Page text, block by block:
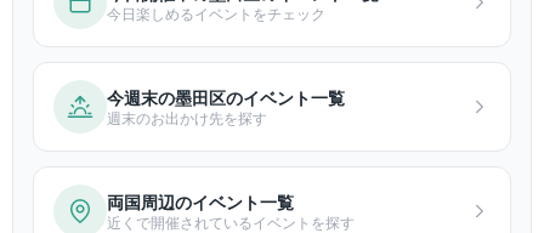
今日楽しめるイベントをチェック
今週末の墨田区のイベント一覧
週末のお出かけ先を探す
両国周辺のイベント一覧
近くで開催されているイベントを探す